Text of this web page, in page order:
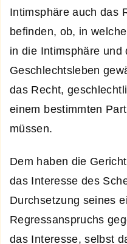
Intimsphäre auch das
befinden, ob, in
in die Intimsphäre und
Geschlechtsleben
das Recht,
einem bestimmten
müssen.
Dem haben die
das Interesse des
Durchsetzung seines
Regressanspruchs
das Interesse, selbst